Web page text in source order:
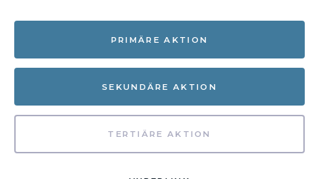
PRIMÄRE AKTION
SEKUNDÄRE AKTION
TERTIÄRE AKTION